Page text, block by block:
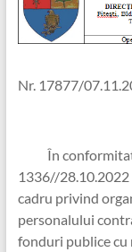
Nr. 17877/
În conformitate
1336//
cadru privind
personalului
fonduri publice